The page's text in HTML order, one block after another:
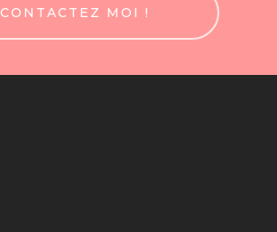
CONTACTEZ MOI !